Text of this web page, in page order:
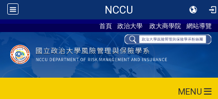
NCCU
首頁 政治大學 政大商學院 網站導覽
MENU